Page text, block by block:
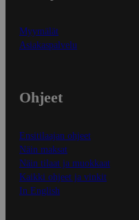
Myymälät
Asiakaspalvelu
Ohjeet
Ensitilaajan ohjeet
Näin maksat
Näin tilaat ja muokkaat
Kaikki ohjeet ja vinkit
In English